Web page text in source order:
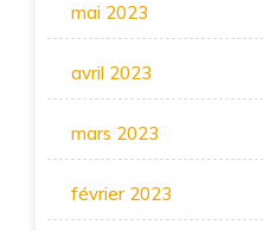
mai 2023
avril 2023
mars 2023
février 2023